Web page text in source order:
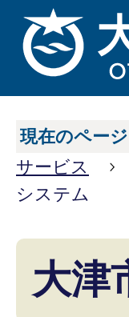
現在のページ
サービス
システム
大津